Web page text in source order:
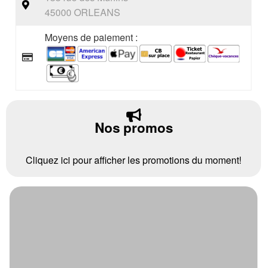
45000 ORLEANS
Moyens de paiement :
Nos promos
Cliquez ici pour afficher les promotions du moment!